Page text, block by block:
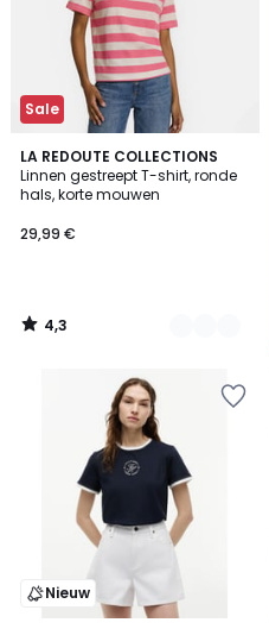
Sale
LA REDOUTE COLLECTIONS
Linnen gestreept T-shirt, ronde
hals, korte mouwen
29,99 €
4,3
/ 5
2
Kleuren
4,3
/
Nieuw